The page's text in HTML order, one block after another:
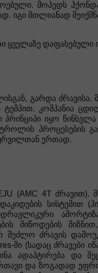
მოპედს
მთლიანად
ყველაზე დაფასებული
გარდა
ტემპით. კომპანია
იყო წინსვლა
პროცესების
ერთად.
(AMC 4T
სისტემით
მიწოდების
ძრავის
ში (სადაც ძრავები
ადაპტირება და
და ზოგადად